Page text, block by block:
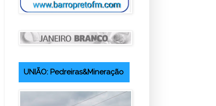
UNIÃO: Pedreiras&Mineração